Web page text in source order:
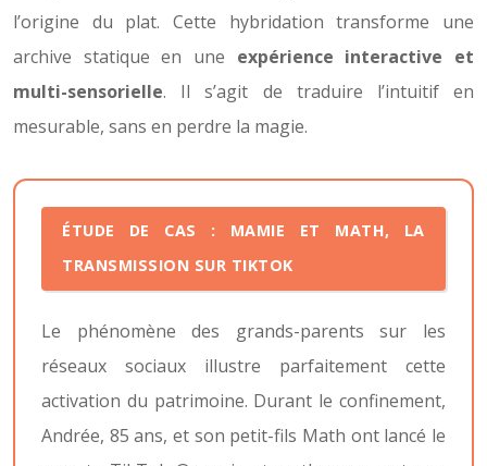
l’origine du plat. Cette hybridation transforme une
archive statique en une expérience interactive et
multi-sensorielle. Il s’agit de traduire l’intuitif en
mesurable, sans en perdre la magie.
ÉTUDE DE CAS : MAMIE ET MATH, LA
TRANSMISSION SUR TIKTOK
Le phénomène des grands-parents sur les
réseaux sociaux illustre parfaitement cette
activation du patrimoine. Durant le confinement,
Andrée, 85 ans, et son petit-fils Math ont lancé le